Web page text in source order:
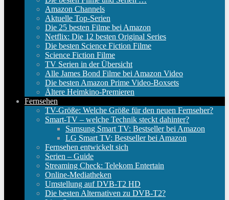
Amazon Channels
Aktuelle Top-Serien
Die 25 besten Filme bei Amazon
Netflix: Die 12 besten Original Series
Die besten Science Fiction Filme
Science Fiction Filme
TV Serien in der Übersicht
Alle James Bond Filme bei Amazon Video
Die besten Amazon Prime Video-Boxsets
Ältere Heimkino-Premieren
Fernsehen
TV-Größe: Welche Größe für den neuen Fernseher?
Smart-TV – welche Technik steckt dahinter?
Samsung Smart TV: Bestseller bei Amazon
LG Smart TV: Bestseller bei Amazon
Fernsehen entwickelt sich
Serien – Guide
Streaming Check: Telekom Entertain
Online-Mediatheken
Umstellung auf DVB-T2 HD
Die besten Alternativen zu DVB-T2?